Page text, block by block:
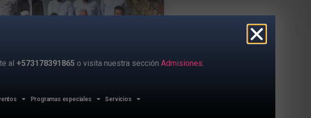
al +573178391865 o visita nuestra sección Admisiones.
Programas especiales Servicios